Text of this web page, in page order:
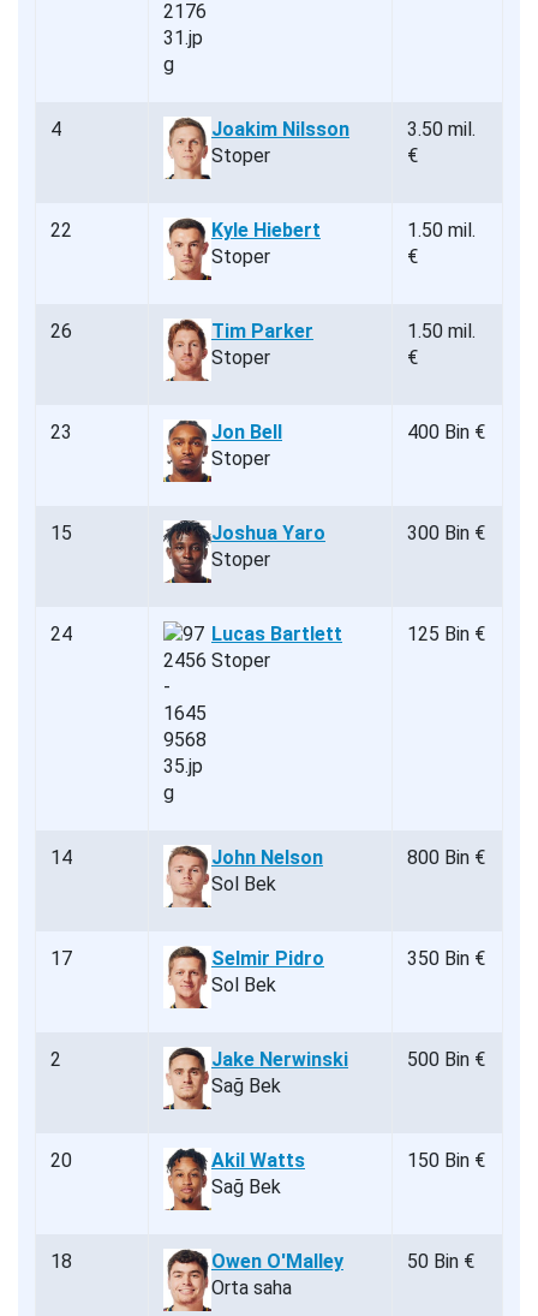
4
Joakim Nilsson
Stoper
3.50 mil.
€
22
Kyle Hiebert
Stoper
1.50 mil.
€
26
Tim Parker
Stoper
1.50 mil.
€
23
Jon Bell
Stoper
400 Bin €
15
Joshua Yaro
Stoper
300 Bin €
24
Lucas Bartlett
Stoper
125 Bin €
14
John Nelson
Sol Bek
800 Bin €
17
Selmir Pidro
Sol Bek
350 Bin €
2
Jake Nerwinski
Sağ Bek
500 Bin €
20
Akil Watts
Sağ Bek
150 Bin €
18
Owen O'Malley
Orta saha
50 Bin €